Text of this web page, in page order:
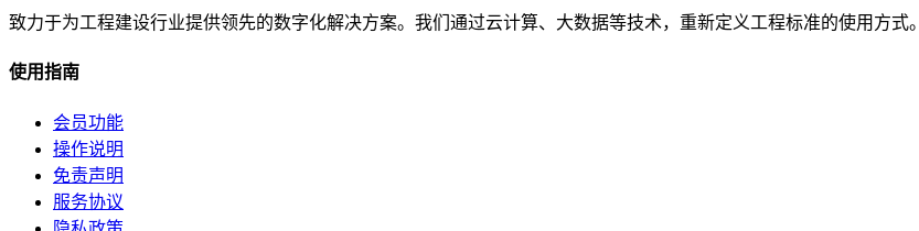
致力于为工程建设行业提供领先的数字化解决方案。我们通过云计算、大数据等技术，重新定义工程标准的使用方式。
使用指南
会员功能
操作说明
免责声明
服务协议